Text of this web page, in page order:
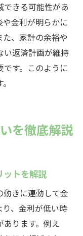
リットとデメ
な住宅ローン
きる可能性があ
金利が明らかに
、家計の余裕や
い返済計画が維持
す。このように
を徹底解説
ットを解説
きに連動して金
、金利が低い時
ります。例え